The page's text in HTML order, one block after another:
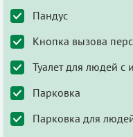
Пандус
Кнопка вызова
Туалет для людей с
Парковка
Парковка для